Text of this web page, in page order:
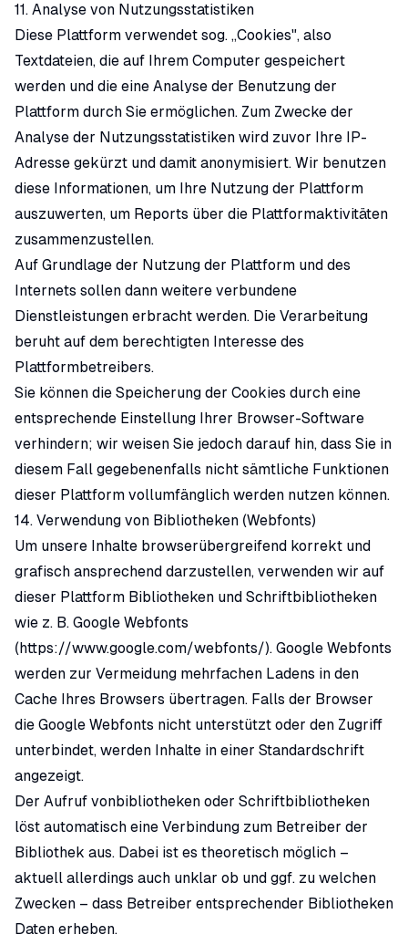
11. Analyse von Nutzungsstatistiken
Diese Plattform verwendet sog. „Cookies", also
Textdateien, die auf Ihrem Computer gespeichert
werden und die eine Analyse der Benutzung der
Plattform durch Sie ermöglichen. Zum Zwecke der
Analyse der Nutzungsstatistiken wird zuvor Ihre IP-
Adresse gekürzt und damit anonymisiert. Wir benutzen
diese Informationen, um Ihre Nutzung der Plattform
auszuwerten, um Reports über die Plattformaktivitäten
zusammenzustellen.
Auf Grundlage der Nutzung der Plattform und des
Internets sollen dann weitere verbundene
Dienstleistungen erbracht werden. Die Verarbeitung
beruht auf dem berechtigten Interesse des
Plattformbetreibers.
Sie können die Speicherung der Cookies durch eine
entsprechende Einstellung Ihrer Browser-Software
verhindern; wir weisen Sie jedoch darauf hin, dass Sie in
diesem Fall gegebenenfalls nicht sämtliche Funktionen
dieser Plattform vollumfänglich werden nutzen können.
14. Verwendung von Bibliotheken (Webfonts)
Um unsere Inhalte browserübergreifend korrekt und
grafisch ansprechend darzustellen, verwenden wir auf
dieser Plattform Bibliotheken und Schriftbibliotheken
wie z. B. Google Webfonts
(https://www.google.com/webfonts/). Google Webfonts
werden zur Vermeidung mehrfachen Ladens in den
Cache Ihres Browsers übertragen. Falls der Browser
die Google Webfonts nicht unterstützt oder den Zugriff
unterbindet, werden Inhalte in einer Standardschrift
angezeigt.
Der Aufruf vonbibliotheken oder Schriftbibliotheken
löst automatisch eine Verbindung zum Betreiber der
Bibliothek aus. Dabei ist es theoretisch möglich –
aktuell allerdings auch unklar ob und ggf. zu welchen
Zwecken – dass Betreiber entsprechender Bibliotheken
Daten erheben.